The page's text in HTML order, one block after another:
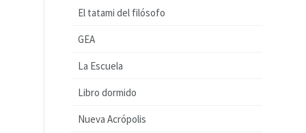
El tatami del filósofo
GEA
La Escuela
Libro dormido
Nueva Acrópolis